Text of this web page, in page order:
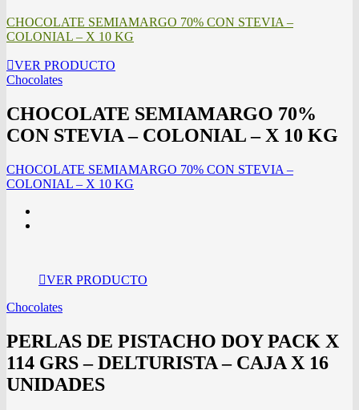
CHOCOLATE SEMIAMARGO 70% CON STEVIA –
COLONIAL – X 10 KG
VER PRODUCTO
Chocolates
CHOCOLATE SEMIAMARGO 70%
CON STEVIA – COLONIAL – X 10 KG
CHOCOLATE SEMIAMARGO 70% CON STEVIA –
COLONIAL – X 10 KG
VER PRODUCTO
Chocolates
PERLAS DE PISTACHO DOY PACK X
114 GRS – DELTURISTA – CAJA X 16
UNIDADES